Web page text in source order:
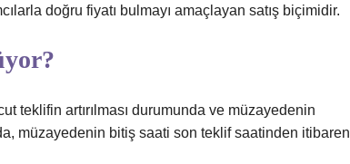
doğru fiyatı bulmayı amaçlayan satış biçimidir.
teklifin artırılması durumunda ve müzayedenin
müzayedenin bitiş saati son teklif saatinden itibaren